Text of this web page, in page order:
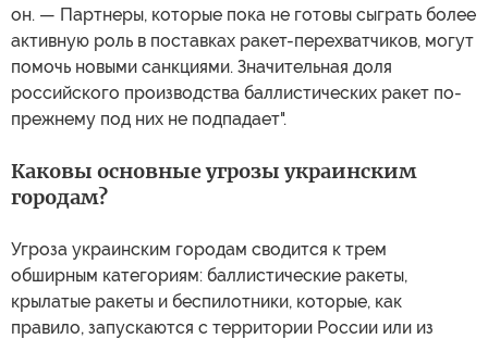
он. — Партнеры, которые пока не готовы сыграть более
активную роль в поставках ракет-перехватчиков, могут
помочь новыми санкциями. Значительная доля
российского производства баллистических ракет по-
прежнему под них не подпадает".
Каковы основные угрозы украинским
городам?
Угроза украинским городам сводится к трем
обширным категориям: баллистические ракеты,
крылатые ракеты и беспилотники, которые, как
правило, запускаются с территории России или из